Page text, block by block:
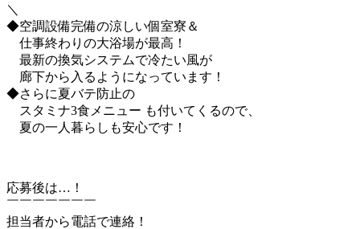
＼
◆空調設備完備の涼しい個室寮＆
仕事終わりの大浴場が最高！
最新の換気システムで冷たい風が
廊下から入るようになっています！
◆さらに夏バテ防止の
スタミナ3食メニュー も付いてくるので、
夏の一人暮らしも安心です！
応募後は…！
￣￣￣￣￣￣￣
担当者から電話で連絡！